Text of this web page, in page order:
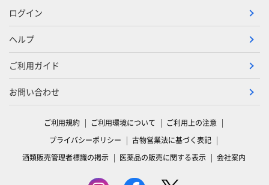
ログイン
ヘルプ
ご利用ガイド
お問い合わせ
ご利用規約 ご利用環境について
ご利用上の注意
プライバシーポリシー
古物営業法に基づく表記
酒類販売管理者標識の掲示
医薬品の販売に関する表示 会社案内